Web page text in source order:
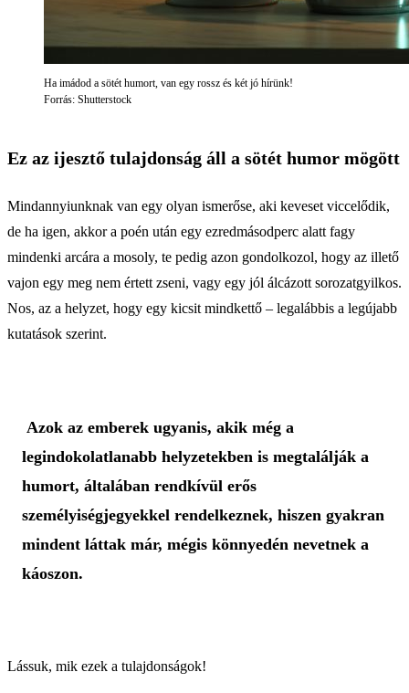
Ha imádod a sötét humort, van egy rossz és két jó hírünk!
Forrás: Shutterstock
Ez az ijesztő tulajdonság áll a sötét humor mögött
Mindannyiunknak van egy olyan ismerőse, aki keveset viccelődik,
de ha igen, akkor a poén után egy ezredmásodperc alatt fagy
mindenki arcára a mosoly, te pedig azon gondolkozol, hogy az illető
vajon egy meg nem értett zseni, vagy egy jól álcázott sorozatgyilkos.
Nos, az a helyzet, hogy egy kicsit mindkettő – legalábbis a legújabb
kutatások szerint.
Azok az emberek ugyanis, akik még a
legindokolatlanabb helyzetekben is megtalálják a
humort, általában rendkívül erős
személyiségjegyekkel rendelkeznek, hiszen gyakran
mindent láttak már, mégis könnyedén nevetnek a
káoszon.
Lássuk, mik ezek a tulajdonságok!